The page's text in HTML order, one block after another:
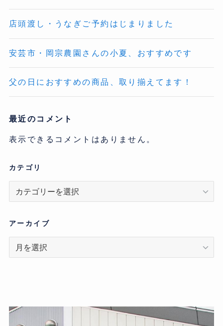
店頭渡し・うなぎご予約はじまりました
安芸市・岡宗農園さんの小夏、おすすめです
父の日におすすめの商品、取り揃えてます！
最近のコメント
表示できるコメントはありません。
カテゴリ
リ
アーカイブ
ア